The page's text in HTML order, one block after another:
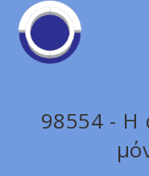
98554 - H